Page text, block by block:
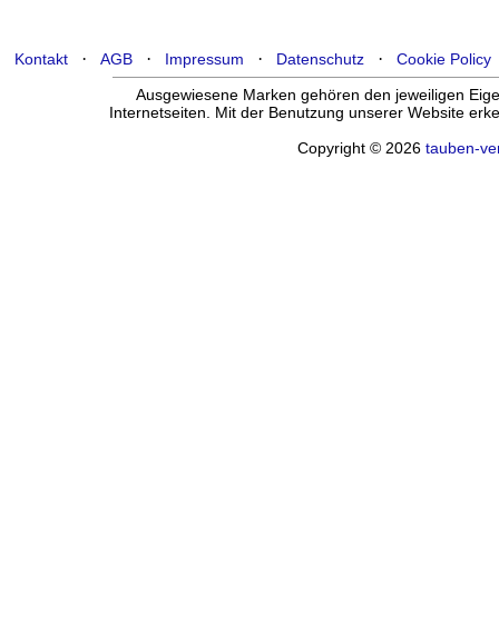
Kontakt· AGB· Impressum · Datenschutz· Cookie Policy
Ausgewiesene Marken gehören den jeweiligen
Internetseiten. Mit der Benutzung unserer Website
Copyright © 2026 tauben-